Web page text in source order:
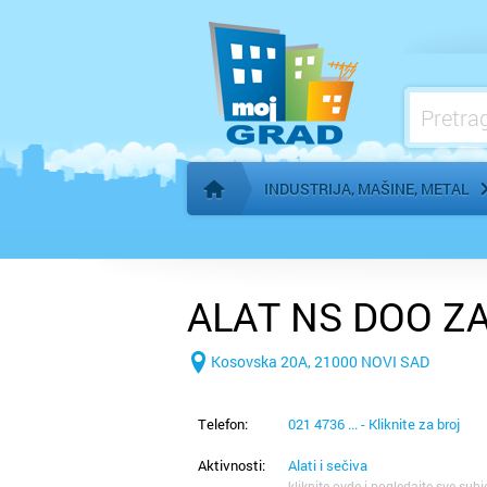
Početna stranica
INDUSTRIJA, MAŠINE, METAL
Obrada i zaštita metala
Oprema za industrijsku kontrolu
Oprema za poljoprivredu
ALAT NS DOO
Kosovska 20A, 21000 NOVI SAD
Telefon: 021 4736 ... - Kliknite za broj
Aktivnosti: Alati i sečiva